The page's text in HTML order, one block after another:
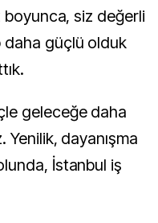
boyunca, siz değerli
daha güçlü olduk
geleceğe daha
Yenilik, dayanışma
İstanbul iş